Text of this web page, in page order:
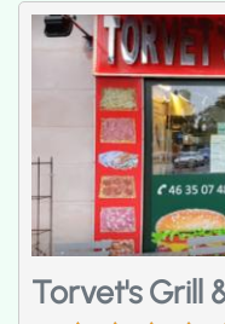
Torvet's Grill